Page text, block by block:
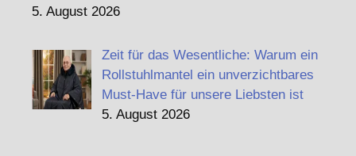
5. August 2026
Zeit für das Wesentliche: Warum ein
Rollstuhlmantel ein unverzichtbares
Must-Have für unsere Liebsten ist
5. August 2026